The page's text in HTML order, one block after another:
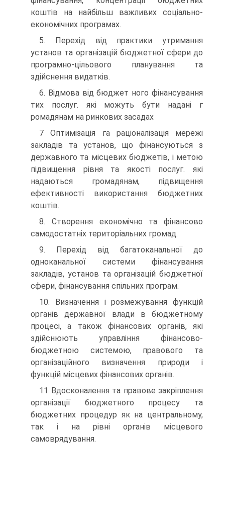
коштів на найбільш важливих соціально-
економічних програмах.
5. Перехід від практики утримання
установ та організацій бюджетної сфери до
програмно-цільового планування та
здійснення видатків.
6. Відмова від бюджет ного фінансування
тих послуг. які можуть бути надані г
ромадянам на ринкових засадах
7 Оптимізація га раціоналізація мережі
закладів та установ, що фінансуються з
державного та місцевих бюджетів, і метою
підвищення рівня та якості послуг. які
надаються громадянам, підвищення
ефективності використання бюджетних
коштів.
8. Створення економічно та фінансово
самодостатніх територіальних громад.
9. Перехід від багатоканальної до
одноканальної системи фінансування
закладів, установ та організацій бюджетної
сфери, фінансування спільних програм.
10. Визначення і розмежування функцій
органів державної влади в бюджетному
процесі, а також фінансових органів, які
здійснюють управління фінансово-
бюджетною системою, правового та
організаційного визначення природи і
функцій місцевих фінансових органів.
11 Вдосконалення та правове закріплення
організації бюджетного процесу та
бюджетних процедур як на центральному,
так і на рівні органів місцевого
самоврядування.